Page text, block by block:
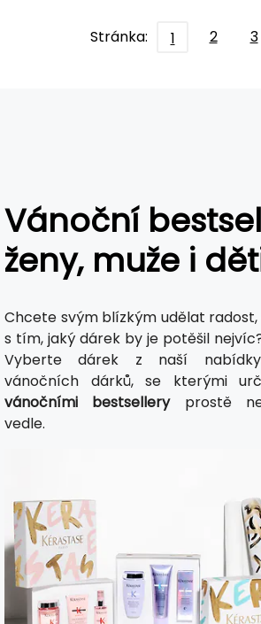
Stránka: 1 2 3
Vánoční
ženy, muže i
Chcete svým blízkým udělat
s tím, jaký dárek by je potěšil
Vyberte dárek z naší nabídky
vánočních dárků, se kterými
vánočními bestselleryprostě
vedle.